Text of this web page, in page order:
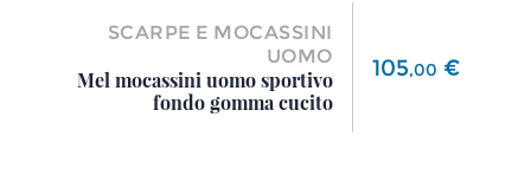
SCARPE E MOCASSINI
UOMO
Mel mocassini uomo sportivo
fondo gomma cucito
Prezzo
105,00 €